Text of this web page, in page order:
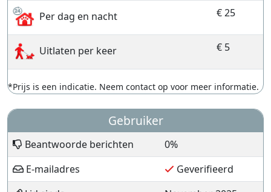
Per dag en nacht € 25
Uitlaten per keer € 5
*Prijs is een indicatie. Neem contact op voor meer informatie.
Gebruiker
Beantwoorde berichten
0%
E-mailadres
Geverifieerd